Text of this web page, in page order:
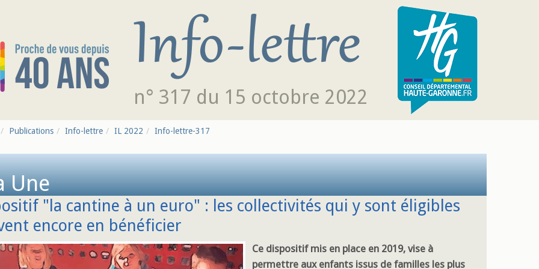
n° 317 du 15 octobre 2022
Publications Info-lettre IL 2022 Info-lettre-317
Une
"la cantine à un euro" : les collectivités qui y sont éligibles
encore en bénéficier
Ce dispositif mis en place en 2019, vise à
permettre aux enfants issus de familles les plus